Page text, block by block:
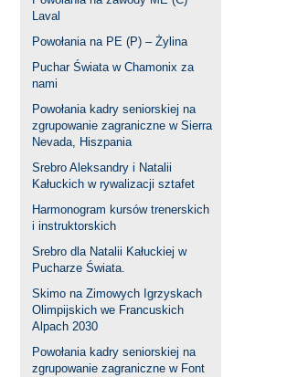
Laval
Powołania na PE (P) – Żylina
Puchar Świata w Chamonix za
nami
Powołania kadry seniorskiej na
zgrupowanie zagraniczne w Sierra
Nevada, Hiszpania
Srebro Aleksandry i Natalii
Kałuckich w rywalizacji sztafet
Harmonogram kursów trenerskich
i instruktorskich
Srebro dla Natalii Kałuckiej w
Pucharze Świata.
Skimo na Zimowych Igrzyskach
Olimpijskich we Francuskich
Alpach 2030
Powołania kadry seniorskiej na
zgrupowanie zagraniczne w Font